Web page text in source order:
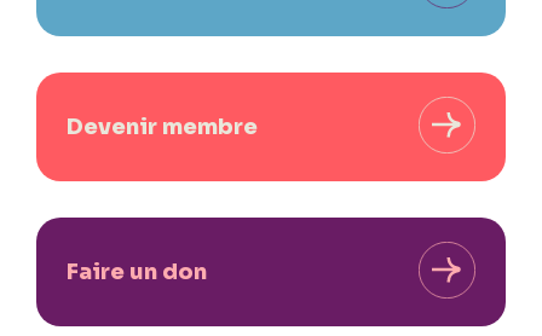
Devenir membre
Faire un don